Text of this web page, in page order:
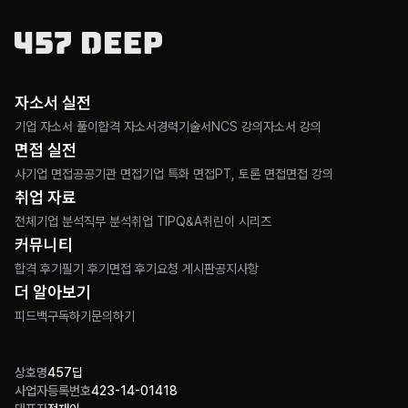
상호명457딥
사업자등록번호423-14-01418
자소서 실전
기업 자소서 풀이 합격 자소서경력기술서 NCS 강의자소서 강의
면접 실전
사기업 면접공공기관 면접기업 특화 면접PT, 토론 면접면접 강의
취업 자료
전체 기업 분석직무 분석취업 TIPQ&A취린이 시리즈
커뮤니티
합격 후기 필기 후기 면접 후기 요청 게시판공지사항
더 알아보기
피드백구독하기 문의하기